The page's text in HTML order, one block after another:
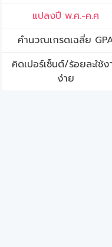
แปลงปี พ.ศ.-ค.ศ
คํานวณเกรดเฉลี่ย
คิดเปอร์เซ็นต์/ร้อยละใช้ง
ง่าย